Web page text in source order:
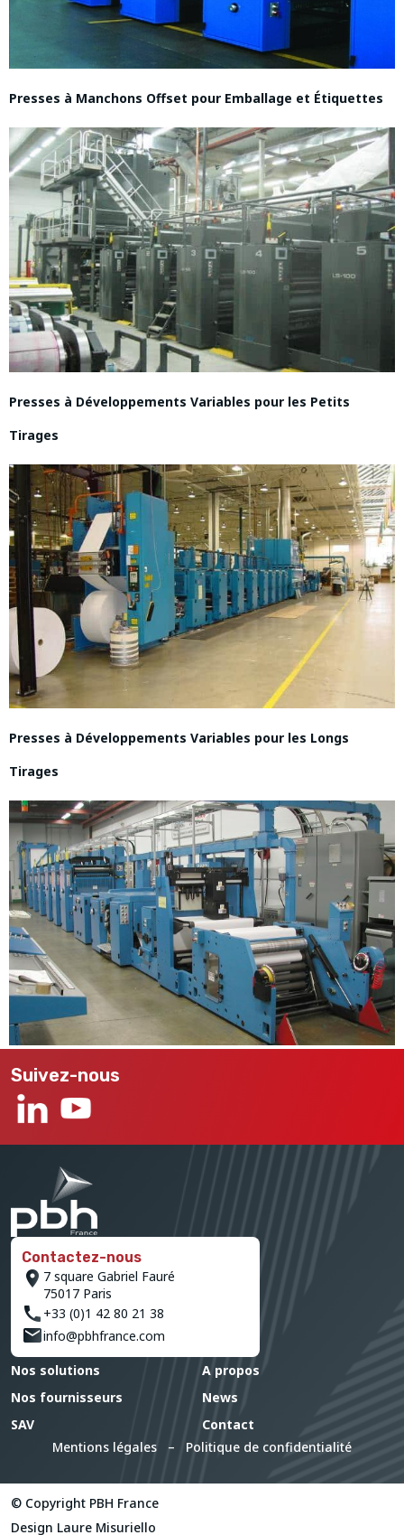
Presses à Manchons Offset pour Emballage et Étiquettes
Presses à Développements Variables pour les Petits
Tirages
Presses à Développements Variables pour les Longs
Tirages
Suivez-nous
Contactez-nous
7 square Gabriel Fauré
75017 Paris
+33 (0)1 42 80 21 38
info@pbhfrance.com
Nos solutions
Nos fournisseurs
SAV
A propos
News
Contact
Mentions légales – Politique de confidentialité
© Copyright PBH France
Design Laure Misuriello